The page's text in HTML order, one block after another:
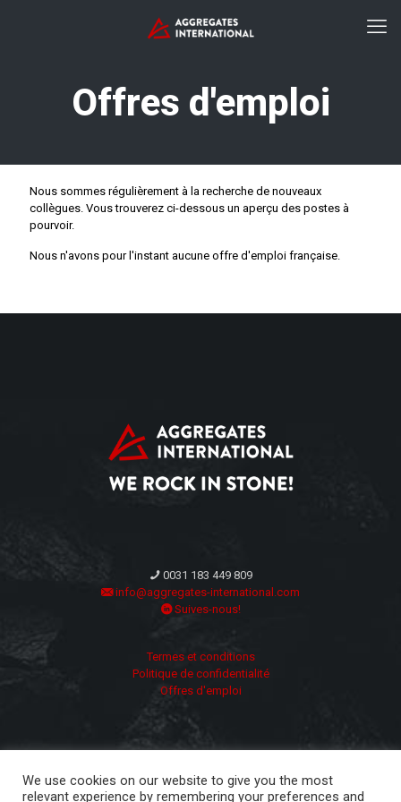
Offres d'emploi
Nous sommes régulièrement à la recherche de nouveaux
collègues. Vous trouverez ci-dessous un aperçu des postes à
pourvoir.
Nous n'avons pour l'instant aucune offre d'emploi française.
0031 183 449 809
info@aggregates-international.com
Suives-nous!
Termes et conditions
Politique de confidentialité
Offres d'emploi
We use cookies on our website to give you the most
relevant experience by remembering your preferences and